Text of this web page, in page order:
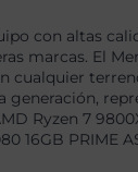
con altas
marcas. El
cualquier
Ryzen 7
16GB PRIME